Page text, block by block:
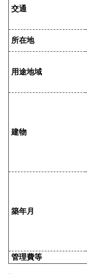
交通
所在地
用途地域
建物
築年月
管理費等